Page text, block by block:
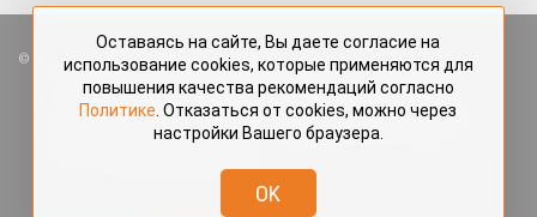
Все права защищены. Любые материалы, размещённые на портале
«Красраб.ру» сотрудниками редакции, нештатными авторами
и читателями, являются объектами авторского права. Полное или
частичное использование материалов, размещённых на портале
«Красраб.ру», допускается только с письменного согласия редакции
redaktor@krasrab.krsn.ru.
Оставаясь на сайте, Вы даете согласие на
использование cookies, которые применяются для
повышения качества рекомендаций согласно
Политике . Отказаться от cookies, можно через
настройки Вашего браузера.
OK